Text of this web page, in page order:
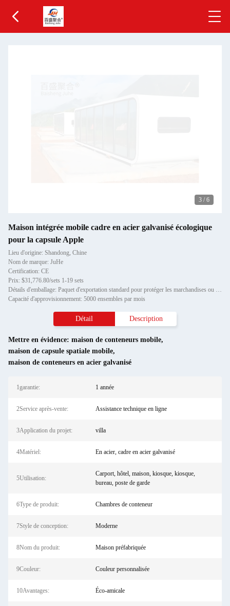
3 / 6
Maison intégrée mobile cadre en acier galvanisé écologique
pour la capsule Apple
Lieu d'origine: Shandong, Chine
Nom de marque: JuHe
Certification: CE
Prix: $31,776.80/sets 1-19 sets
Détails d'emballage: Paquet d'exportation standard pour protéger les marchandises ou les exigences du client
Capacité d'approvisionnement: 5000 ensembles par mois
Détail Description
Mettre en évidence: maison de conteneurs mobile,
maison de capsule spatiale mobile,
maison de conteneurs en acier galvanisé
1garantie: 1 année
2Service après-vente: Assistance technique en ligne
3Application du projet: villa
4Matériel: En acier, cadre en acier galvanisé
5Utilisation:
Carport, hôtel, maison, kiosque, kiosque,
bureau, poste de garde
6Type de produit: Chambres de conteneur
7Style de conception: Moderne
8Nom du produit: Maison préfabriquée
9Couleur: Couleur personnalisée
10Avantages: Éco-amicale